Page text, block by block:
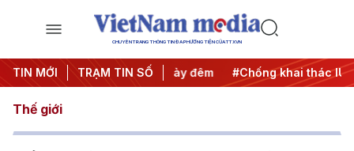
CHUYÊN TRANG THÔNG TIN ĐA PHƯƠNG TIỆN CỦA TTXVN
TIN MỚI TRẠM TIN SỐ
#Chiến dịch 500 ngày đêm #Chống khai thác IUU
Thế giới